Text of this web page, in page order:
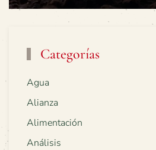
Categorías
Agua
Alianza
Alimentación
Análisis